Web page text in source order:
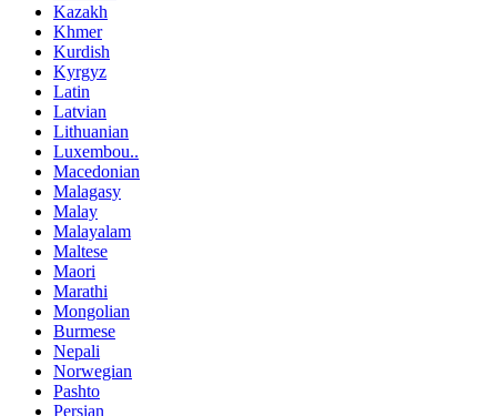
Kazakh
Khmer
Kurdish
Kyrgyz
Latin
Latvian
Lithuanian
Luxembou..
Macedonian
Malagasy
Malay
Malayalam
Maltese
Maori
Marathi
Mongolian
Burmese
Nepali
Norwegian
Pashto
Persian